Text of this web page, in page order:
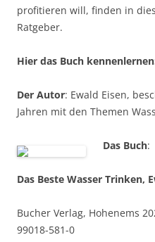
profitieren will, finden in
Ratgeber.
Hier das Buch
Der Autor: Ewald Eisen,
Jahren mit den Themen
Das Buch:
Das Beste Wasser Trinken,
Bucher Verlag, Hohenems
99018-581-0